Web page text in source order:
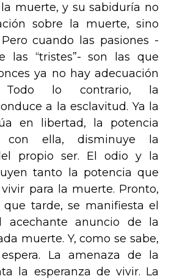
muerte, y su sabiduría no
sobre la muerte, sino
cuando las pasiones -
las “tristes”- son las que
ya no hay adecuación
lo contrario, la
a la esclavitud. Ya la
en libertad, la potencia
con ella, disminuye la
propio ser. El odio y la
tanto la potencia que
para la muerte. Pronto,
tarde, se manifiesta el
acechante anuncio de la
muerte. Y, como se sabe,
La amenaza de la
la esperanza de vivir. La